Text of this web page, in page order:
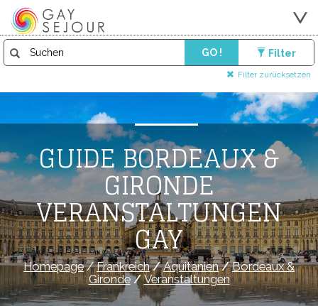
GO ! Filter
Filter zurücksetzen
GUIDE BORDEAUX &
GIRONDE
VERANSTALTUNGEN
GAY
Homepage/Frankreich/Aquitanien/Bordeaux &
Gironde/Veranstaltungen